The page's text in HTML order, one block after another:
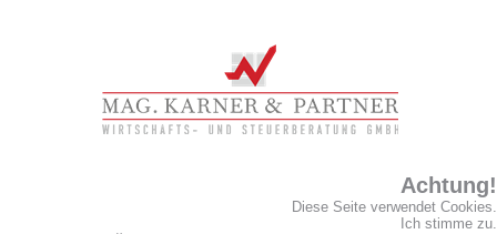
Achtung!
Diese Seite verwendet Cookies.
Ich stimme zu.